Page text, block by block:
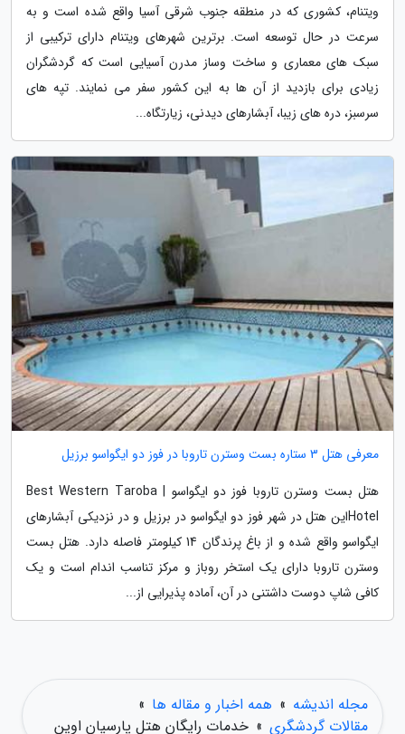
ویتنام، کشوری که در منطقه جنوب شرقی آسیا واقع شده است و به
سرعت در حال توسعه است. برترین شهرهای ویتنام دارای ترکیبی از
سبک های معماری و ساخت وساز مدرن آسیایی است که گردشگران
زیادی برای بازدید از آن ها به این کشور سفر می نمایند. تپه های
سرسبز، دره های زیبا، آبشارهای دیدنی، زیارتگاه...
معرفی هتل 3 ستاره بست وسترن تاروبا در فوز دو ایگواسو برزیل
هتل بست وسترن تاروبا فوز دو ایگواسو | Best Western Taroba
Hotelاین هتل در شهر فوز دو ایگواسو در برزیل و در نزدیکی آبشارهای
ایگواسو واقع شده و از باغ پرندگان 14 کیلومتر فاصله دارد. هتل بست
وسترن تاروبا دارای یک استخر روباز و مرکز تناسب اندام است و یک
کافی شاپ دوست داشتنی در آن، آماده پذیرایی از...
مجله اندیشه » همه اخبار و مقاله ها »
مقالات گردشگری » خدمات رایگان هتل پارسیان اوین